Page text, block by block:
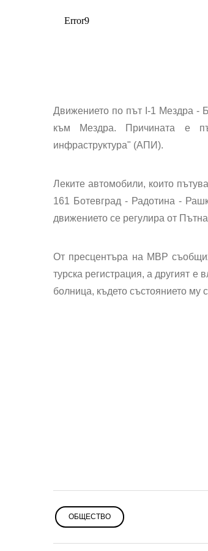
Движението по път I-1 Мездра -
към Мездра. Причината е
инфраструктура" (АПИ).
Леките автомобили, които
161 Ботевград - Радотина -
движението се регулира от
От пресцентъра на МВР
турска регистрация, а другият
болница, където състоянието му
ОБЩЕСТВО